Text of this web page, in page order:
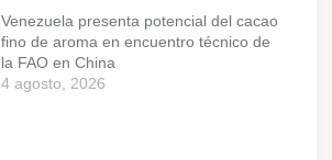
Venezuela presenta potencial del cacao
fino de aroma en encuentro técnico de
la FAO en China
4 agosto, 2026